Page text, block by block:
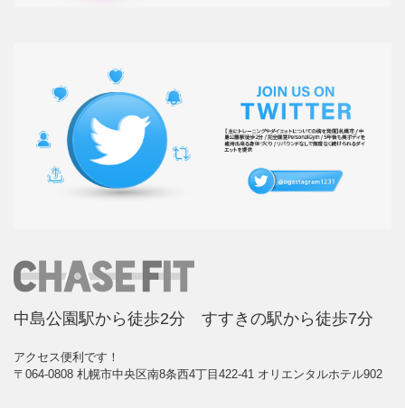
中島公園駅から徒歩2分 すすきの駅から徒歩7分
アクセス便利です！
〒064-0808 札幌市中央区南8条西4丁目422-41 オリエンタルホテル902